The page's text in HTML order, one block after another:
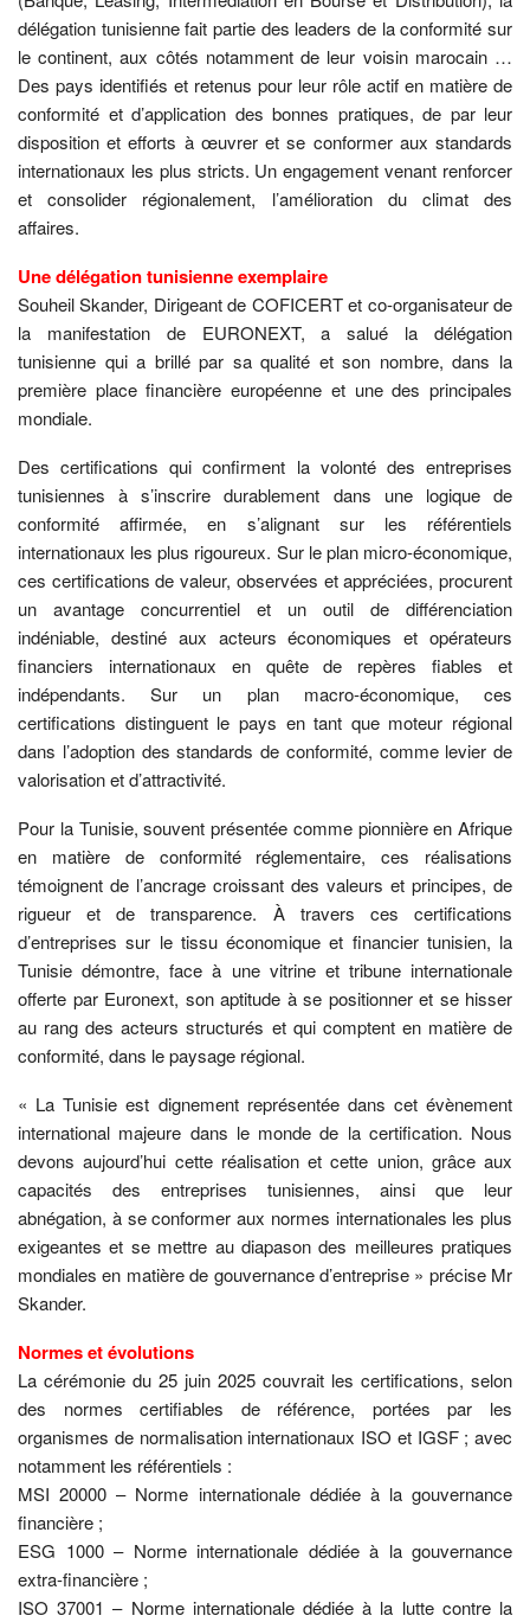
délégation tunisienne fait partie des leaders de la conformité sur
le continent, aux côtés notamment de leur voisin marocain …
Des pays identifiés et retenus pour leur rôle actif en matière de
conformité et d’application des bonnes pratiques, de par leur
disposition et efforts à œuvrer et se conformer aux standards
internationaux les plus stricts. Un engagement venant renforcer
et consolider régionalement, l’amélioration du climat des
affaires.
Une délégation tunisienne exemplaire
Souheil Skander, Dirigeant de COFICERT et co-organisateur de
la manifestation de EURONEXT, a salué la délégation
tunisienne qui a brillé par sa qualité et son nombre, dans la
première place financière européenne et une des principales
mondiale.
Des certifications qui confirment la volonté des entreprises
tunisiennes à s’inscrire durablement dans une logique de
conformité affirmée, en s’alignant sur les référentiels
internationaux les plus rigoureux. Sur le plan micro-économique,
ces certifications de valeur, observées et appréciées, procurent
un avantage concurrentiel et un outil de différenciation
indéniable, destiné aux acteurs économiques et opérateurs
financiers internationaux en quête de repères fiables et
indépendants. Sur un plan macro-économique, ces
certifications distinguent le pays en tant que moteur régional
dans l’adoption des standards de conformité, comme levier de
valorisation et d’attractivité.
Pour la Tunisie, souvent présentée comme pionnière en Afrique
en matière de conformité réglementaire, ces réalisations
témoignent de l’ancrage croissant des valeurs et principes, de
rigueur et de transparence. À travers ces certifications
d’entreprises sur le tissu économique et financier tunisien, la
Tunisie démontre, face à une vitrine et tribune internationale
offerte par Euronext, son aptitude à se positionner et se hisser
au rang des acteurs structurés et qui comptent en matière de
conformité, dans le paysage régional.
« La Tunisie est dignement représentée dans cet évènement
international majeure dans le monde de la certification. Nous
devons aujourd’hui cette réalisation et cette union, grâce aux
capacités des entreprises tunisiennes, ainsi que leur
abnégation, à se conformer aux normes internationales les plus
exigeantes et se mettre au diapason des meilleures pratiques
mondiales en matière de gouvernance d’entreprise » précise Mr
Skander.
Normes et évolutions
La cérémonie du 25 juin 2025 couvrait les certifications, selon
des normes certifiables de référence, portées par les
organismes de normalisation internationaux ISO et IGSF ; avec
notamment les référentiels :
MSI 20000 – Norme internationale dédiée à la gouvernance
financière ;
ESG 1000 – Norme internationale dédiée à la gouvernance
extra-financière ;
ISO 37001 – Norme internationale dédiée à la lutte contre la